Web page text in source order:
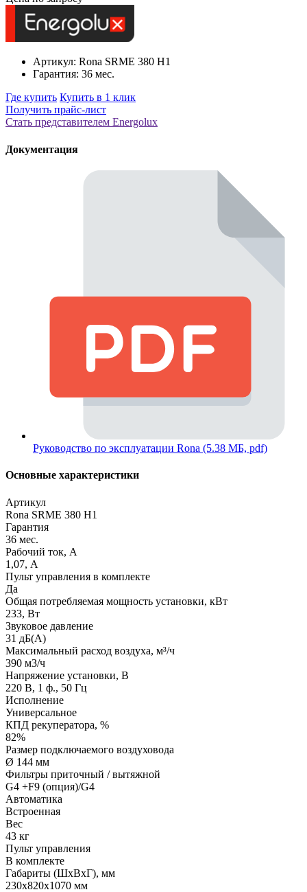
Артикул: Rona SRME 380 H1
Гарантия: 36 мес.
Где купить Купить в 1 клик
Получить прайс-лист
Стать представителем Еnergolux
Документация
Руководство по эксплуатации Rona (5.38 МБ, pdf)
Основные характеристики
Артикул
Rona SRME 380 H1
Гарантия
36 мес.
Рабочий ток, А
1,07, А
Пульт управления в комплекте
Да
Общая потребляемая мощность установки, кВт
233, Вт
Звуковое давление
31 дБ(А)
Максимальный расход воздуха, м³/ч
390 м3/ч
Напряжение установки, В
220 В, 1 ф., 50 Гц
Исполнение
Универсальное
КПД рекуператора, %
82%
Размер подключаемого воздуховода
Ø 144 мм
Фильтры приточный / вытяжной
G4 +F9 (опция)/G4
Автоматика
Встроенная
Вес
43 кг
Пульт управления
В комплекте
Габариты (ШхВхГ), мм
230х820х1070 мм